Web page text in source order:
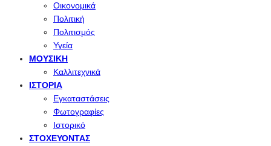
Οικονομικά
Πολιτική
Πολιτισμός
Υγεία
ΜΟΥΣΙΚΉ
Καλλιτεχνικά
ΙΣΤΟΡΊΑ
Εγκαταστάσεις
Φωτογραφίες
Ιστορικό
ΣΤΟΧΕΎΟΝΤΑΣ